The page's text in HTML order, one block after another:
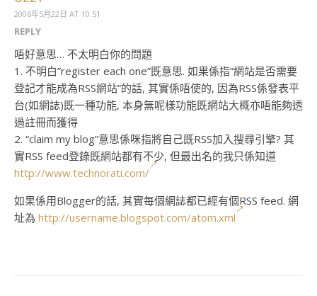
2006年5月22日 AT 10:51
REPLY
唔好意思… 不太明白你的問題
1. 不明白”register each one”既意思. 如果係指”網站是否需要
登記才能成為RSS網站”的話, 其實係唔使的, 因為RSS係發表平
台(如網誌)既一種功能, 本身無呢樣功能既網站大概亦唔能夠透
過註冊而獲得
2. “claim my blog”意思係咪指將自己既RSS加入搜尋引擎? 其
實RSS feed登錄既網站都有不少, 但最出名的我只係知道
http://www.technorati.com/
如果係用Blogger的話, 其實每個網誌都已經有個RSS feed. 網
址為 http://username.blogspot.com/atom.xml